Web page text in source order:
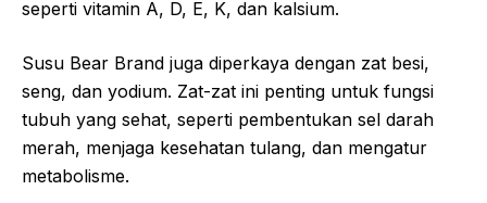
seperti vitamin A, D, E, K, dan kalsium.
Susu Bear Brand juga diperkaya dengan zat besi,
seng, dan yodium. Zat-zat ini penting untuk fungsi
tubuh yang sehat, seperti pembentukan sel darah
merah, menjaga kesehatan tulang, dan mengatur
metabolisme.